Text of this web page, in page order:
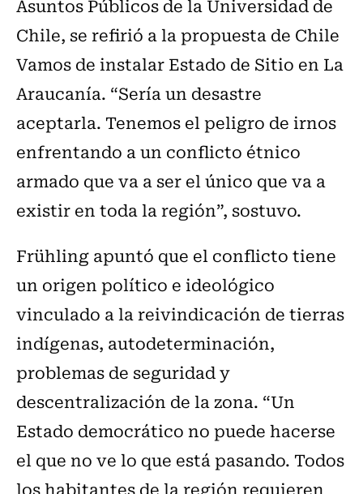
Chile, se refirió a la propuesta de Chile
Vamos de instalar Estado de Sitio en La
Araucanía. “Sería un desastre
aceptarla. Tenemos el peligro de irnos
enfrentando a un conflicto étnico
armado que va a ser el único que va a
existir en toda la región”, sostuvo.
Frühling apuntó que el conflicto tiene
un origen político e ideológico
vinculado a la reivindicación de tierras
indígenas, autodeterminación,
problemas de seguridad y
descentralización de la zona. “Un
Estado democrático no puede hacerse
el que no ve lo que está pasando. Todos
los habitantes de la región requieren